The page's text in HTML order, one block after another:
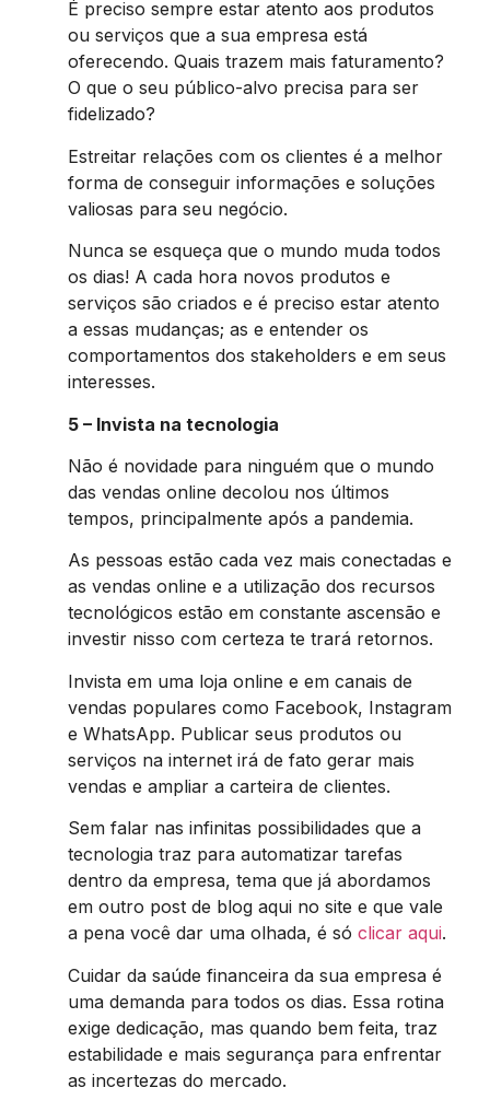
É preciso sempre estar atento aos produtos
ou serviços que a sua empresa está
oferecendo. Quais trazem mais faturamento?
O que o seu público-alvo precisa para ser
fidelizado?
Estreitar relações com os clientes é a melhor
forma de conseguir informações e soluções
valiosas para seu negócio.
Nunca se esqueça que o mundo muda todos
os dias! A cada hora novos produtos e
serviços são criados e é preciso estar atento
a essas mudanças; as e entender os
comportamentos dos stakeholders e em seus
interesses.
5 – Invista na tecnologia
Não é novidade para ninguém que o mundo
das vendas online decolou nos últimos
tempos, principalmente após a pandemia.
As pessoas estão cada vez mais conectadas e
as vendas online e a utilização dos recursos
tecnológicos estão em constante ascensão e
investir nisso com certeza te trará retornos.
Invista em uma loja online e em canais de
vendas populares como Facebook, Instagram
e WhatsApp. Publicar seus produtos ou
serviços na internet irá de fato gerar mais
vendas e ampliar a carteira de clientes.
Sem falar nas infinitas possibilidades que a
tecnologia traz para automatizar tarefas
dentro da empresa, tema que já abordamos
em outro post de blog aqui no site e que vale
a pena você dar uma olhada, é só clicar aqui.
Cuidar da saúde financeira da sua empresa é
uma demanda para todos os dias. Essa rotina
exige dedicação, mas quando bem feita, traz
estabilidade e mais segurança para enfrentar
as incertezas do mercado.